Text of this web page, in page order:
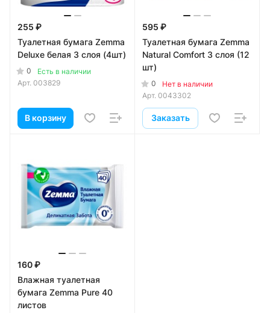
255 ₽
Туалетная бумага Zemma
Deluxe белая 3 слоя (4шт)
0
Есть в наличии
Арт. 003829
В корзину
595 ₽
Туалетная бумага Zemma
Natural Comfort 3 слоя (12
шт)
0
Нет в наличии
Арт. 0043302
Заказать
160 ₽
Влажная туалетная
бумага Zemma Pure 40
листов